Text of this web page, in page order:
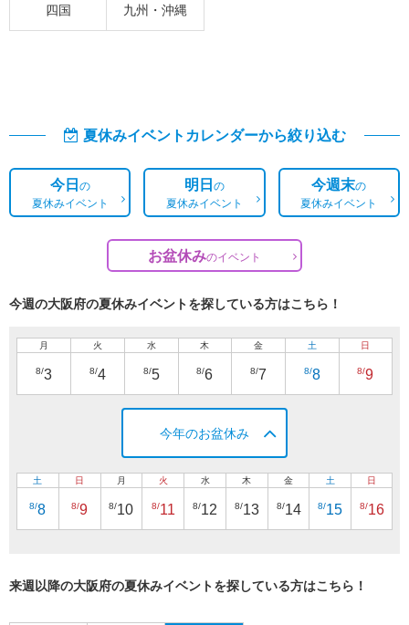
四国 九州・沖縄
夏休みイベントカレンダーから絞り込む
今日の
夏休みイベント
明日の
夏休みイベント
今週末の
夏休みイベント
お盆休みのイベント
今週の大阪府の夏休みイベントを探している方はこちら！
月
8/3
火
8/4
水
8/5
木
8/6
金
8/7
土
8/8
日
8/9
今年のお盆休み
土
8/8
日
8/9
月
8/10
火
8/11
水
8/12
木
8/13
金
8/14
土
8/15
日
8/16
来週以降の大阪府の夏休みイベントを探している方はこちら！